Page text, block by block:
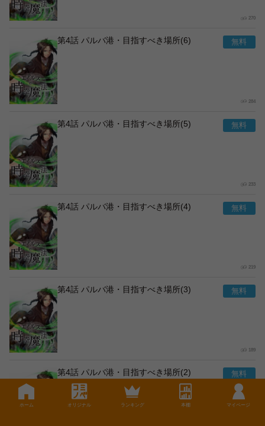
270
第4話 パルバ港・目指すべき場所(6)
284
第4話 パルバ港・目指すべき場所(5)
233
第4話 パルバ港・目指すべき場所(4)
219
第4話 パルバ港・目指すべき場所(3)
189
第4話 パルバ港・目指すべき場所(2)
ホーム オリジナル ランキング 本棚 マイページ